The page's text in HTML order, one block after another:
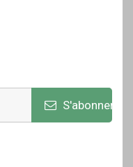
S'abonner